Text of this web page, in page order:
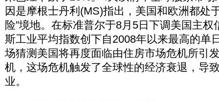
因是摩根士丹利(MS)指出，美国和欧洲都处
险”境地。在标准普尔于8月5日下调美国主
斯工业平均指数创下自2008年以来最高的单
场猜测美国将再度面临由住房市场危机所引
机，这场危机触发了全球性的经济衰退，导
业。